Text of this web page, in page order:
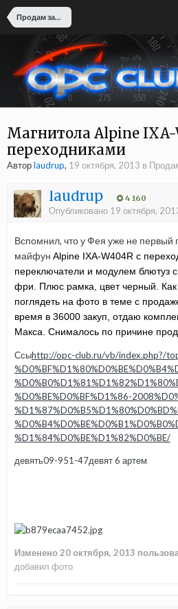
Продам запчасти
Магнитола Alpine IXA-
переходниками
Авторlaudrup, 19 октября, 2013 в
laudrup 4 160
Опубликовано 19 октября,
Вспомнил, что у Фея уже не первый
майфун Alpine IXA-W404R с
переключатели и модулем блютуз
фри. Плюс рамка, цвет черный.
поглядеть на фото в теме с
время в 36000 закуп, отдаю
Макса. Снималось по причине
Ссыhttp://opc-club.ru/vb/index.php?/
%D0%BE%D0%BF%D1%86-
%D1%84%D0%BE%D1%82%D0%BE/
девять09-951-47девят 6 артем
Изменено20 октября, 2013
добавил фото